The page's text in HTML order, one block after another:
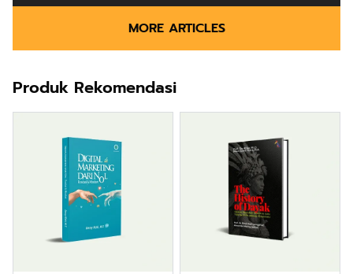
MORE ARTICLES
Produk Rekomendasi